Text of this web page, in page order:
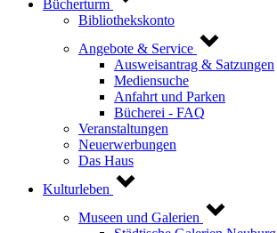
Bücherturm
Bibliothekskonto
Angebote & Service
Ausweisantrag & Satzungen
Mediensuche
Anfahrt und Parken
Bücherei - FAQ
Veranstaltungen
Neuerwerbungen
Das Haus
Kulturleben
Museen und Galerien